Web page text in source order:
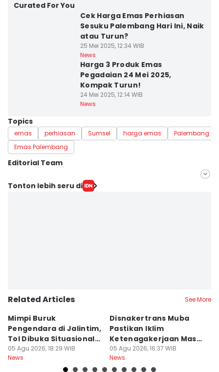
Curated For You
Cek Harga Emas Perhiasan
Sesuku Palembang Hari Ini, Naik
atau Turun?
25 Mei 2025, 12:34 WIB
News
Harga 3 Produk Emas
Pegadaian 24 Mei 2025,
Kompak Turun!
24 Mei 2025, 12:14 WIB
News
Topics
emas perhiasan Sumsel harga emas
Palembang
Emas Palembang
Editorial Team
Editor
Tonton lebih seru di
Related Articles See More
Mimpi Buruk
Pengendara di Jalintim,
Tol Dibuka Situasional
Saat Krodit
05 Agu 2026, 18:29 WIB
News
Disnakertrans Muba
Pastikan Iklim
Ketenagakerjaan Masih
Kondusif
05 Agu 2026, 16:37 WIB
News